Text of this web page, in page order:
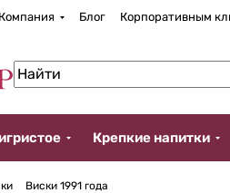
Компания Блог Корпоративным
Крепкие напитки
Виски 1991 года